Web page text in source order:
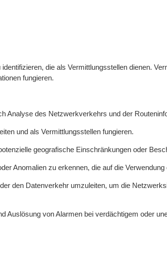
die als Vermittlungsstellen dienen.
fungieren.
Analyse des Netzwerkverkehrs und der
und als Vermittlungsstellen fungieren.
geografische Einschränkungen oder
Anomalien zu erkennen, die auf die
den Datenverkehr umzuleiten, um die
Auslösung von Alarmen bei verdächtigem oder